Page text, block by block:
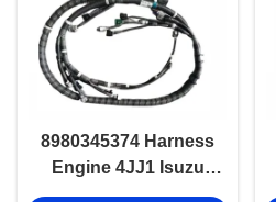
8980345374 Harness
Engine 4JJ1 Isuzu
Graafmachine